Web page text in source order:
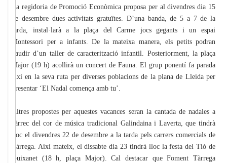
La regidoria de Promoció Econòmica proposa per al divendres dia 15
de desembre dues activitats gratuïtes. D’una banda, de 5 a 7 de la
tarda, instal·larà a la plaça del Carme jocs gegants i un espai
Montessori per a infants. De la mateixa manera, els petits podran
gaudir d’un taller de caracterització infantil. Posteriorment, la plaça
Major (19 h) acollirà un concert de Fauna. El grup ponentí fa parada
així en la seva ruta per diverses poblacions de la plana de Lleida per
presentar ‘El Nadal comença amb tu’.
Altres propostes per aquestes vacances seran la cantada de nadales a
càrrec del cor de música tradicional Galindaina i Laverta, que tindrà
lloc el divendres 22 de desembre a la tarda pels carrers comercials de
Tàrrega. Així mateix, el dissabte dia 23 tindrà lloc la festa del Tió de
Guixanet (18 h, plaça Major). Cal destacar que Foment Tàrrega